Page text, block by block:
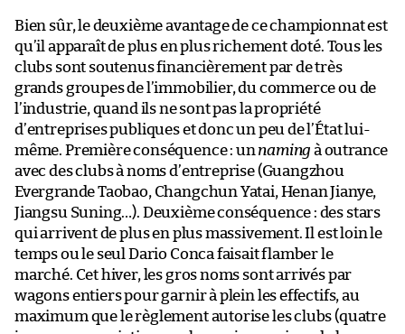
Bien sûr, le deuxième avantage de ce championnat est
qu’il apparaît de plus en plus richement doté. Tous les
clubs sont soutenus financièrement par de très
grands groupes de l’immobilier, du commerce ou de
l’industrie, quand ils ne sont pas la propriété
d’entreprises publiques et donc un peu de l’État lui-
même. Première conséquence : un naming à outrance
avec des clubs à noms d’entreprise (Guangzhou
Evergrande Taobao, Changchun Yatai, Henan Jianye,
Jiangsu Suning…). Deuxième conséquence : des stars
qui arrivent de plus en plus massivement. Il est loin le
temps ou le seul Dario Conca faisait flamber le
marché. Cet hiver, les gros noms sont arrivés par
wagons entiers pour garnir à plein les effectifs, au
maximum que le règlement autorise les clubs (quatre